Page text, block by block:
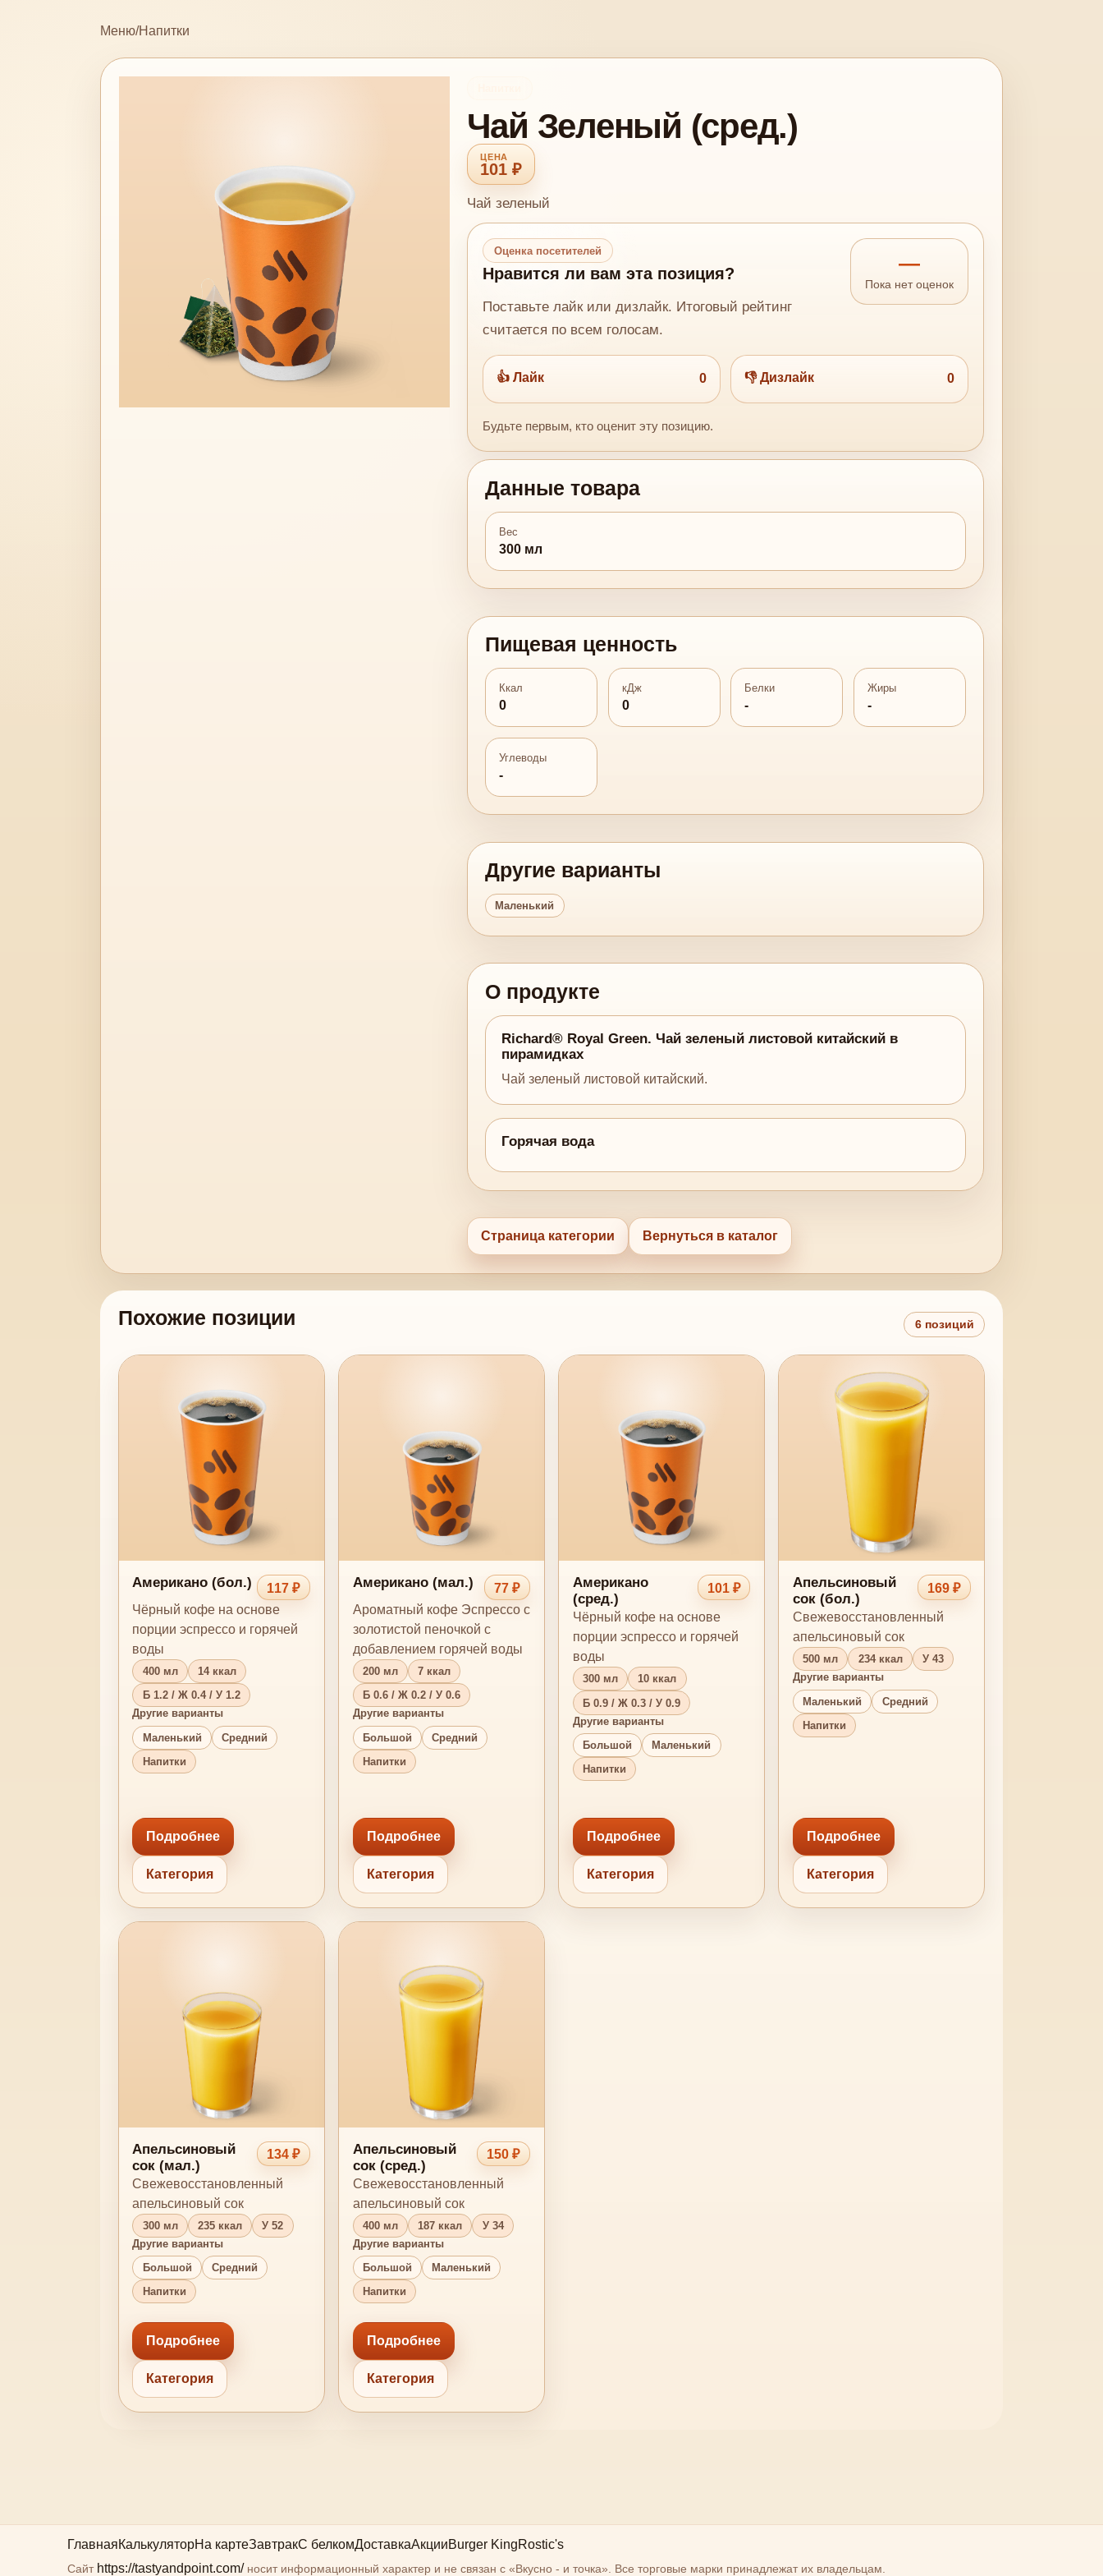
Меню/Напитки
Чай Зеленый (сред.)
101 ₽
Чай зеленый
Оценка посетителей
Нравится ли вам эта позиция?
Поставьте лайк или дизлайк. Итоговый рейтинг
считается по всем голосам.
—
Пока нет оценок
👍 Лайк 0 👎 Дизлайк 0
Будьте первым, кто оценит эту позицию.
Данные товара
Вес
300 мл
Пищевая ценность
Ккал
0
кДж
0
Белки
-
Жиры
-
Углеводы
-
Другие варианты
Маленький
О продукте
Richard® Royal Green. Чай зеленый листовой китайский в
пирамидках
Чай зеленый листовой китайский.
Горячая вода
Страница категории Вернуться в каталог
Похожие позиции 6 позиций
Американо (бол.) 117 ₽
Чёрный кофе на основе
порции эспрессо и горячей
воды
400 мл
14 ккал
Б 1.2 / Ж 0.4 / У 1.2
Другие варианты
Маленький
Средний
Напитки
Подробнее
Категория
Американо (мал.) 77 ₽
Ароматный кофе Эспрессо с
золотистой пеночкой с
добавлением горячей воды
200 мл
7 ккал
Б 0.6 / Ж 0.2 / У 0.6
Другие варианты
Большой
Средний
Напитки
Подробнее
Категория
Американо
(сред.)
101 ₽
Чёрный кофе на основе
порции эспрессо и горячей
воды
300 мл
10 ккал
Б 0.9 / Ж 0.3 / У 0.9
Другие варианты
Большой
Маленький
Напитки
Подробнее
Категория
Апельсиновый
сок (бол.)
169 ₽
Свежевосстановленный
апельсиновый сок
500 мл 234 ккал
У 43
Другие варианты
Маленький
Средний
Напитки
Подробнее
Категория
Апельсиновый
сок (мал.)
134 ₽
Свежевосстановленный
апельсиновый сок
300 мл 235 ккал
У 52
Другие варианты
Большой
Средний
Напитки
Подробнее
Категория
Апельсиновый
сок (сред.)
150 ₽
Свежевосстановленный
апельсиновый сок
400 мл 187 ккал
У 34
Другие варианты
Большой
Маленький
Напитки
Подробнее
Категория
ГлавнаяКалькуляторНа картеЗавтракС белкомДоставкаАкцииBurger KingRostic's
Сайт https://tastyandpoint.com/ носит информационный характер и не связан с «Вкусно - и точка». Все торговые марки принадлежат их владельцам.